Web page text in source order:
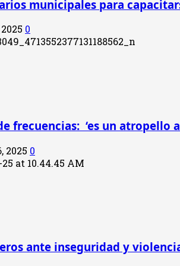
municipales para
0
frecuencias: ‘es un
2025 0
ante inseguridad y